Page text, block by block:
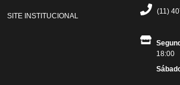
SITE INSTITUCIONAL
(11)
18:00